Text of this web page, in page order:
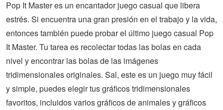
Pop It Master es un encantador juego casual que libera
estrés. Si encuentra una gran presión en el trabajo y la vida,
entonces también puede probar el último juego casual Pop
It Master. Tu tarea es recolectar todas las bolas en cada
nivel y encontrar las bolas de las imágenes
tridimensionales originales. Sal, este es un juego muy fácil
y simple, puedes elegir tus gráficos tridimensionales
favoritos, incluidos varios gráficos de animales y gráficos